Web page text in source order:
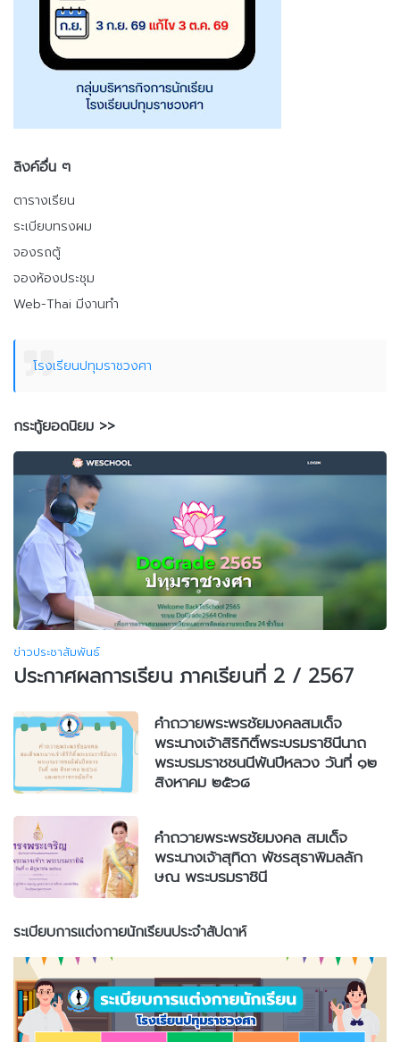
ลิงค์อื่น ๆ
ตารางเรียน
ระเบียบทรงผม
จองรถตู้
จองห้องประชุม
Web-Thai มีงานทำ
โรงเรียนปทุมราชวงศา
กระทู้ยอดนิยม >>
ข่าวประชาสัมพันธ์
ประกาศผลการเรียน ภาคเรียนที่ 2 / 2567
คำถวายพระพรชัยมงคลสมเด็จ
พระนางเจ้าสิริกิติ์พระบรมราชินีนาถ
พระบรมราชชนนีพันปีหลวง วันที่ ๑๒
สิงหาคม ๒๕๖๘
คำถวายพระพรชัยมงคล สมเด็จ
พระนางเจ้าสุทิดา พัชรสุธาพิมลลัก
ษณ พระบรมราชินี
ระเบียบการแต่งกายนักเรียนประจำสัปดาห์